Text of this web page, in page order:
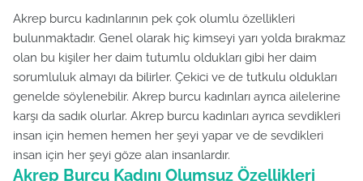
Akrep burcu kadınlarının pek çok olumlu özellikleri
bulunmaktadır. Genel olarak hiç kimseyi yarı yolda bırakmaz
olan bu kişiler her daim tutumlu oldukları gibi her daim
sorumluluk almayı da bilirler. Çekici ve de tutkulu oldukları
genelde söylenebilir. Akrep burcu kadınları ayrıca ailelerine
karşı da sadık olurlar. Akrep burcu kadınları ayrıca sevdikleri
insan için hemen hemen her şeyi yapar ve de sevdikleri
insan için her şeyi göze alan insanlardır.
Akrep Burcu Kadını Olumsuz Özellikleri